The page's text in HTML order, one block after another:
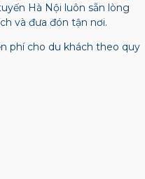
Hà Nội luôn sẵn lòng
và đưa đón tận nơi.
phí cho du khách theo quy